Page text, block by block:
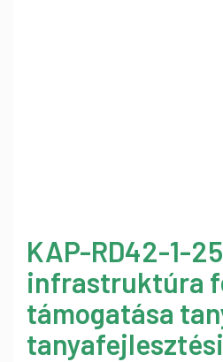
KAP-RD42-1-
infrastruktúra
támogatása